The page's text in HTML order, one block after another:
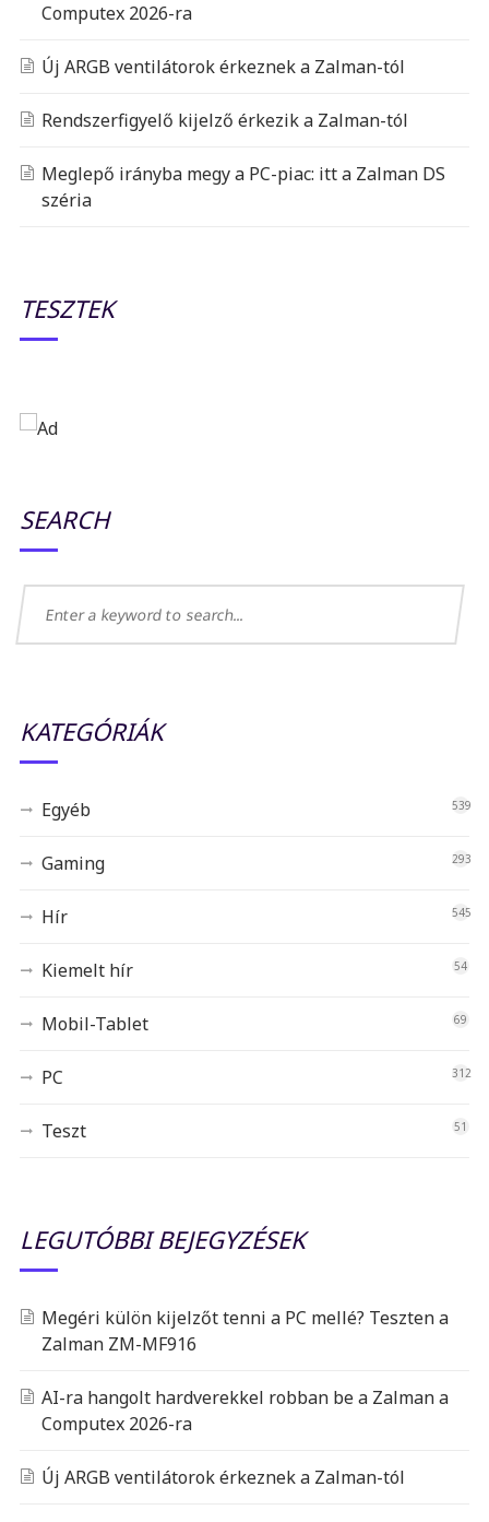
Computex 2026-ra
Új ARGB ventilátorok érkeznek a Zalman-tól
Rendszerfigyelő kijelző érkezik a Zalman-tól
Meglepő irányba megy a PC-piac: itt a Zalman DS
széria
TESZTEK
SEARCH
KATEGÓRIÁK
Egyéb 539
Gaming 293
Hír 545
Kiemelt hír 54
Mobil-Tablet 69
PC 312
Teszt 51
LEGUTÓBBI BEJEGYZÉSEK
Megéri külön kijelzőt tenni a PC mellé? Teszten a
Zalman ZM-MF916
AI-ra hangolt hardverekkel robban be a Zalman a
Computex 2026-ra
Új ARGB ventilátorok érkeznek a Zalman-tól